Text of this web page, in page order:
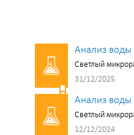
Анализ воды
Светлый
31/12/2025
Анализ воды
Светлый
12/12/2024